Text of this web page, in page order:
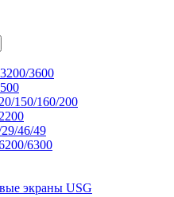
3600
150/160/200
46/49
6300
экраны USG